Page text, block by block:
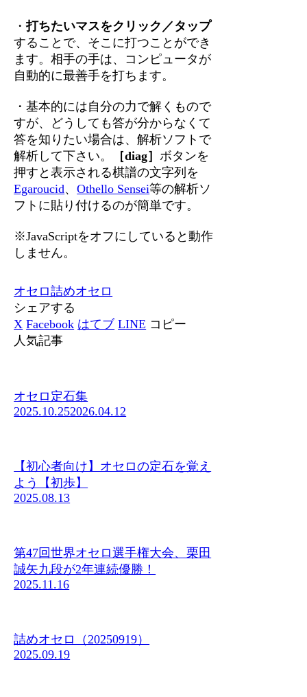
・打ちたいマスをクリック／タップ
することで、そこに打つことができ
ます。相手の手は、コンピュータが
自動的に最善手を打ちます。
・基本的には自分の力で解くもので
すが、どうしても答が分からなくて
答を知りたい場合は、解析ソフトで
解析して下さい。
［diag］ ボタンを
押すと表示される棋譜の文字列を
Egaroucid、Othello Sensei等の解析ソ
フトに貼り付けるのが簡単です。
※JavaScriptをオフにしていると動作
しません。
オセロ詰めオセロ
シェアする
X Facebook はてブ LINE コピー
人気記事
オセロ定石集
2025.10.252026.04.12
【初心者向け】オセロの定石を覚え
よう【初歩】
2025.08.13
第47回世界オセロ選手権大会、栗田
誠矢九段が2年連続優勝！
2025.11.16
詰めオセロ（20250919）
2025.09.19